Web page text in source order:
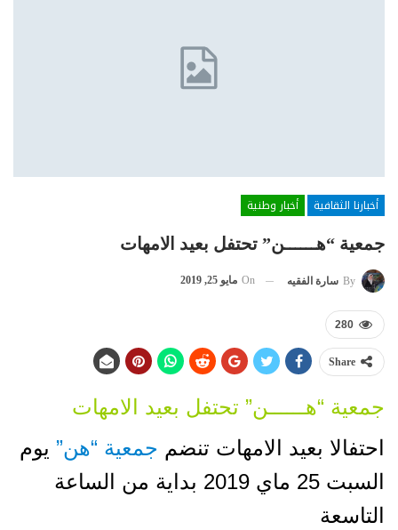
أخبارنا الثقافية
أخبار وطنية
جمعية “هــــــن” تحتفل بعيد الامهات
By سارة الفقيه On مايو 25, 2019
280
Share
جمعية “هــــــن” تحتفل بعيد الامهات
احتفالا بعيد الامهات تنضم جمعية “هن” يوم
السبت 25 ماي 2019 بداية من الساعة
التاسعة